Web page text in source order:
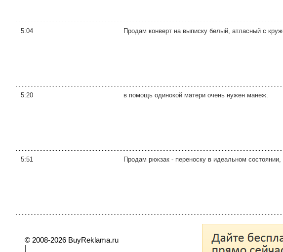
5:04 Продам конверт на выписку белый, атласный с
5:20 в помощь одинокой матери очень нужен манеж.
5:51 Продам рюкзак - переноску в идеальном состоянии,
© 2008-2026 BuyReklama.ru